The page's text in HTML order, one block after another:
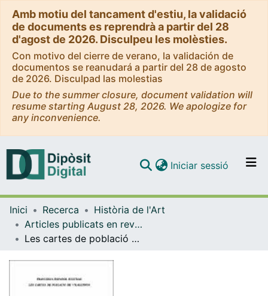
Amb motiu del tancament d'estiu, la validació
de documents es reprendrà a partir del 28
d'agost de 2026. Disculpeu les molèsties.
Con motivo del cierre de verano, la validación de
documentos se reanudará a partir del 28 de agosto
de 2026. Disculpad las molestias
Due to the summer closure, document validation will
resume starting August 28, 2026. We apologize for
any inconvenience.
Navega per tot el DD
Com publicar
Iniciar sessió (current)
Inici Recerca
Història de l'Art
Articles publicats en revistes (Història de l'Art)
Les cartes de població de Vilallonga